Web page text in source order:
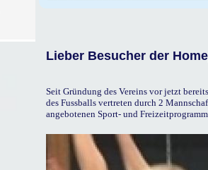
Lieber Besucher der
Seit Gründung des Vereins vor jetzt bereits
des Fussballs vertreten durch 2
angebotenen Sport- und